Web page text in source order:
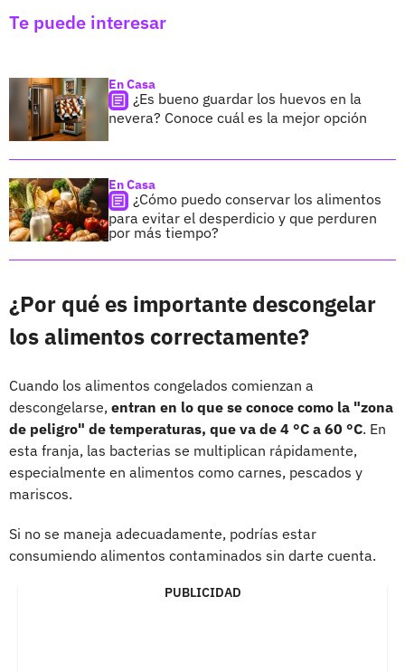
Te puede interesar
En Casa
¿Es bueno guardar los huevos en la
nevera? Conoce cuál es la mejor opción
En Casa
¿Cómo puedo conservar los alimentos
para evitar el desperdicio y que perduren
por más tiempo?
¿Por qué es importante descongelar
los alimentos correctamente?
Cuando los alimentos congelados comienzan a
descongelarse, entran en lo que se conoce como la "zona
de peligro" de temperaturas, que va de 4 °C a 60 °C. En
esta franja, las bacterias se multiplican rápidamente,
especialmente en alimentos como carnes, pescados y
mariscos.
Si no se maneja adecuadamente, podrías estar
consumiendo alimentos contaminados sin darte cuenta.
PUBLICIDAD